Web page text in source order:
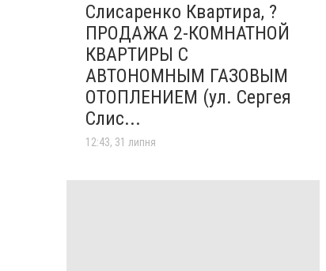
Слисаренко Квартира, ?
ПРОДАЖА 2-КОМНАТНОЙ
КВАРТИРЫ С
АВТОНОМНЫМ ГАЗОВЫМ
ОТОПЛЕНИЕМ (ул. Сергея
Слис...
12:43, 31 липня